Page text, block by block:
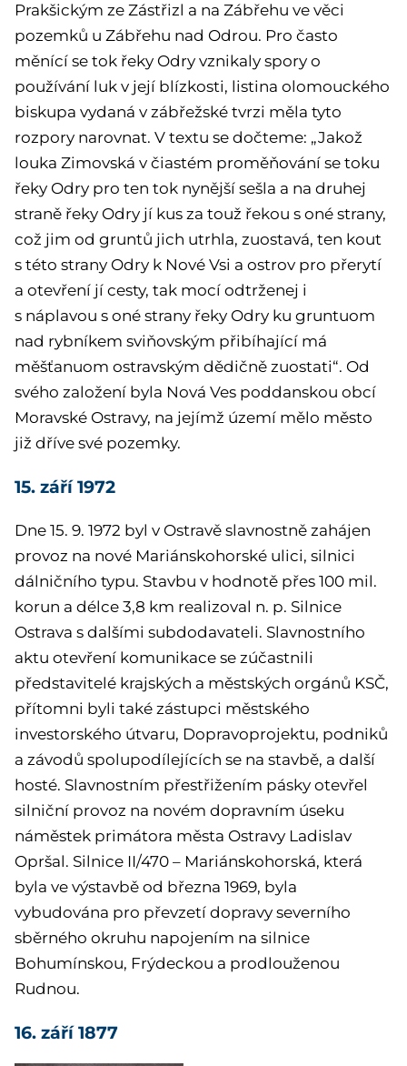
Prakšickým ze Zástřizl a na Zábřehu ve věci
pozemků u Zábřehu nad Odrou. Pro často
měnící se tok řeky Odry vznikaly spory o
používání luk v její blízkosti, listina olomouckého
biskupa vydaná v zábřežské tvrzi měla tyto
rozpory narovnat. V textu se dočteme: „Jakož
louka Zimovská v čiastém proměňování se toku
řeky Odry pro ten tok nynější sešla a na druhej
straně řeky Odry jí kus za touž řekou s oné strany,
což jim od gruntů jich utrhla, zuostavá, ten kout
s této strany Odry k Nové Vsi a ostrov pro přerytí
a otevření jí cesty, tak mocí odtrženej i
s náplavou s oné strany řeky Odry ku gruntuom
nad rybníkem sviňovským přibíhající má
měšťanuom ostravským dědičně zuostati“. Od
svého založení byla Nová Ves poddanskou obcí
Moravské Ostravy, na jejímž území mělo město
již dříve své pozemky.
15. září 1972
Dne 15. 9. 1972 byl v Ostravě slavnostně zahájen
provoz na nové Mariánskohorské ulici, silnici
dálničního typu. Stavbu v hodnotě přes 100 mil.
korun a délce 3,8 km realizoval n. p. Silnice
Ostrava s dalšími subdodavateli. Slavnostního
aktu otevření komunikace se zúčastnili
představitelé krajských a městských orgánů KSČ,
přítomni byli také zástupci městského
investorského útvaru, Dopravoprojektu, podniků
a závodů spolupodílejících se na stavbě, a další
hosté. Slavnostním přestřižením pásky otevřel
silniční provoz na novém dopravním úseku
náměstek primátora města Ostravy Ladislav
Opršal. Silnice II/470 – Mariánskohorská, která
byla ve výstavbě od března 1969, byla
vybudována pro převzetí dopravy severního
sběrného okruhu napojením na silnice
Bohumínskou, Frýdeckou a prodlouženou
Rudnou.
16. září 1877